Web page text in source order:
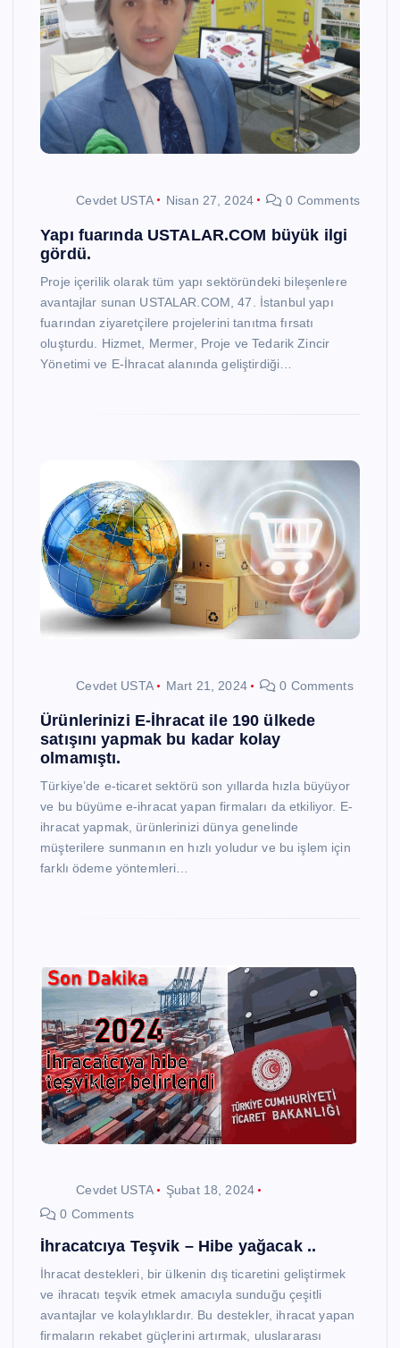
Cevdet USTA Nisan 27, 2024 0 Comments
Yapı fuarında USTALAR.COM büyük ilgi
gördü.
Proje içerilik olarak tüm yapı sektöründeki bileşenlere
avantajlar sunan USTALAR.COM, 47. İstanbul yapı
fuarından ziyaretçilere projelerini tanıtma fırsatı
oluşturdu. Hizmet, Mermer, Proje ve Tedarik Zincir
Yönetimi ve E-İhracat alanında geliştirdiği…
Cevdet USTA Mart 21, 2024 0 Comments
Ürünlerinizi E-İhracat ile 190 ülkede
satışını yapmak bu kadar kolay
olmamıştı.
Türkiye’de e-ticaret sektörü son yıllarda hızla büyüyor
ve bu büyüme e-ihracat yapan firmaları da etkiliyor. E-
ihracat yapmak, ürünlerinizi dünya genelinde
müşterilere sunmanın en hızlı yoludur ve bu işlem için
farklı ödeme yöntemleri…
Cevdet USTA
Şubat 18, 2024
0 Comments
İhracatcıya Teşvik – Hibe yağacak ..
İhracat destekleri, bir ülkenin dış ticaretini geliştirmek
ve ihracatı teşvik etmek amacıyla sunduğu çeşitli
avantajlar ve kolaylıklardır. Bu destekler, ihracat yapan
firmaların rekabet güçlerini artırmak, uluslararası